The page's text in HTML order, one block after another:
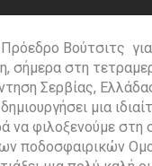
Βούτσιτς για
σήμερα στη
Σερβίας,
μια
να φιλοξενούμε στη
ποδοσφαιρικών